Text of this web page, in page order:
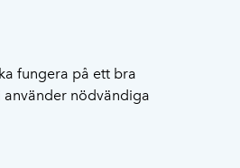
fungera på ett bra
nödvändiga